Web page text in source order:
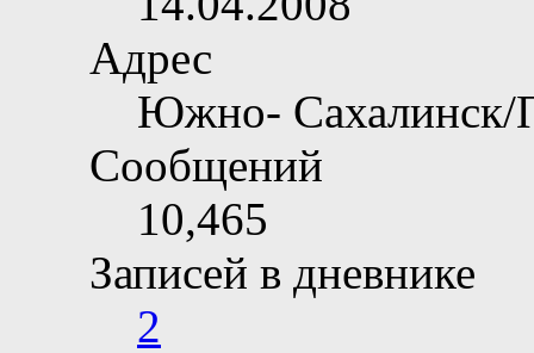
Адрес
Южно- Сахалинск/
Сообщений
10,465
Записей в дневнике
2